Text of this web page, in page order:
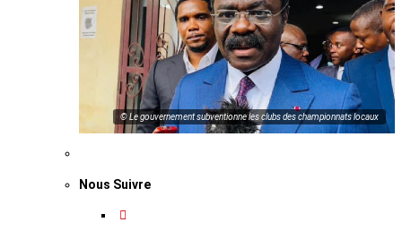
© Le gouvernement subventionne les clubs des championnats locaux
Nous Suivre